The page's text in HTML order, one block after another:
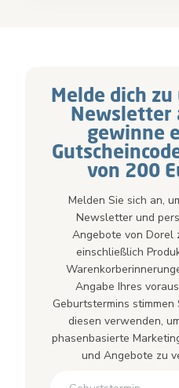
Melde dich
Newsletter
gewinne
von 200
Melden Sie sich an,
Newsletter und
Angebote von Dorel
einschließlich
Angabe Ihres
Geburtstermins stimmen
diesen verwenden,
phasenbasierte
und Angebote zu
Zweiter Vorname